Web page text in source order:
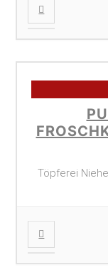
Töpferei